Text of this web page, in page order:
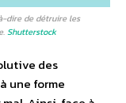
dire de détruire les
Shutterstock
des
une forme